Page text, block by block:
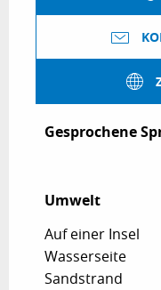
Gesprochene
Gesprochene
Umwelt
Umwelt
Auf einer Insel
Wasserseite
Sandstrand